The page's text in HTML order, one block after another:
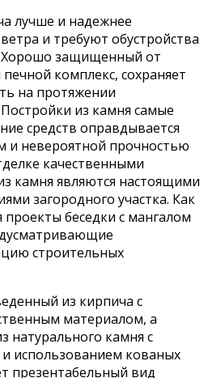
лучше и надежнее
и требуют обустройства
Хорошо защищенный от
комплекс, сохраняет
на протяжении
из камня самые
средств оправдывается
и невероятной прочностью
качественными
камня являются настоящими
загородного участка. Как
беседки с мангалом
строительных
из кирпича с
материалом, а
натурального камня с
использованием кованых
презентабельный вид